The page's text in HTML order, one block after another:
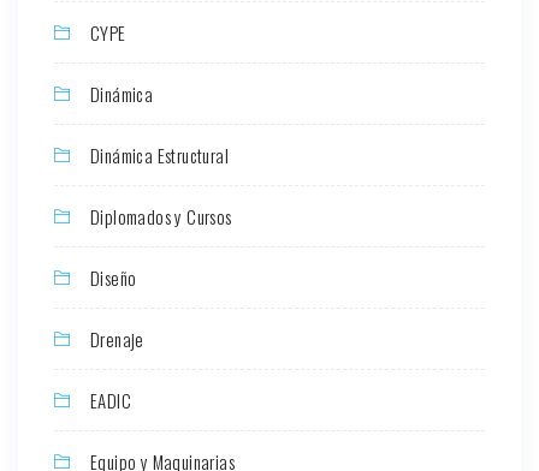
CYPE
Dinámica
Dinámica Estructural
Diplomados y Cursos
Diseño
Drenaje
EADIC
Equipo y Maquinarias